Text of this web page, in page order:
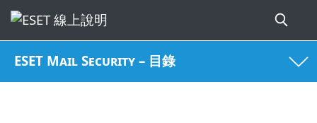
ESET Mail Security – 目錄